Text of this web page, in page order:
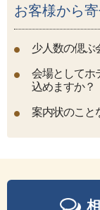
お客様から
少人数の偲ぶ
会場としてホ
込めますか？
案内状のこと